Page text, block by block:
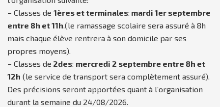
– Classes de 1ères et terminales: mardi 1er septembre
entre 8h et 11h.(le ramassage scolaire sera assuré à 8h
mais chaque élève rentrera à son domicile par ses
propres moyens).
– Classes de 2des: mercredi 2 septembre entre 8h et
12h (le service de transport sera complètement assuré).
Des précisions seront apportées quant à l’organisation
durant la semaine du 24/08/2026.